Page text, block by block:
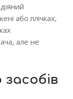
або плічках,
але не